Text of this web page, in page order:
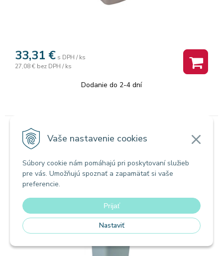
Vaše nastavenie cookies
Súbory cookie nám pomáhajú pri poskytovaní služieb
pre vás. Umožňujú spoznať a zapamätať si vaše
preferencie.
Prijať
Nastaviť
33,31 € s DPH / ks
27,08 € bez DPH / ks
Dodanie do 2-4 dní
Koše
triedenie odpadu, plastový, 45 l, CURVER,
modrá/sivá